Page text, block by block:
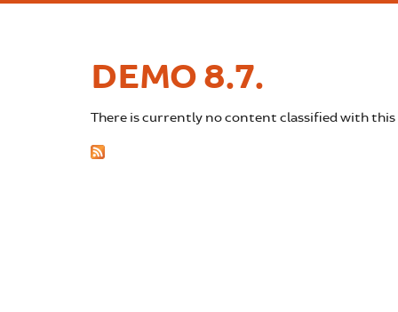
DEMO 8.7.
There is currently no content classified with